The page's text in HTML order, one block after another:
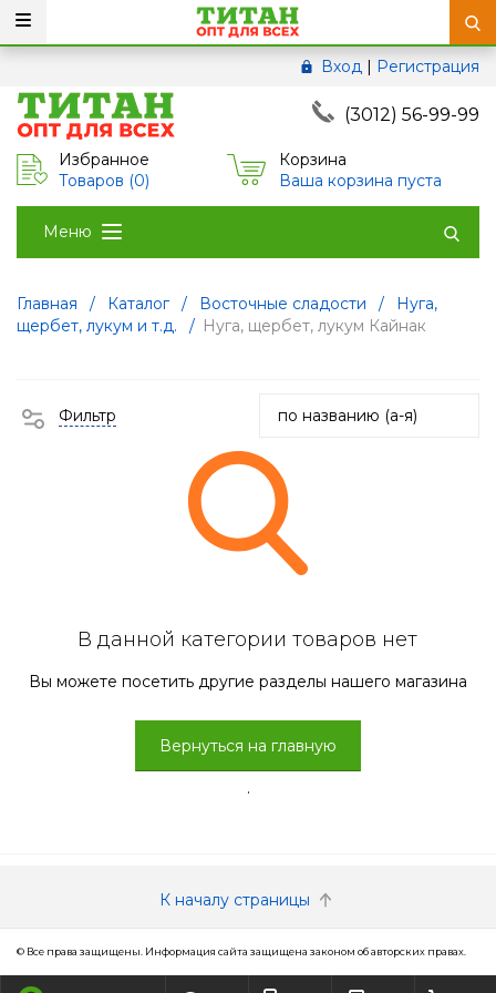
Вход | Регистрация
(3012) 56-99-99
Избранное
Товаров (0)
Корзина
Ваша корзина пуста
Меню
Главная / Каталог / Восточные сладости /
Нуга,
щербет, лукум и т.д.
/ Нуга, щербет, лукум Кайнак
Фильтр
В данной категории товаров нет
Вы можете посетить другие разделы нашего магазина
Вернуться на главную
.
К началу страницы
© Все права защищены. Информация сайта защищена законом об авторских правах.